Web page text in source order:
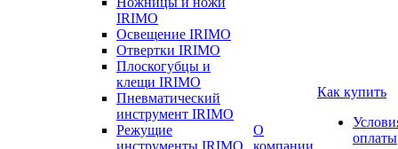
IRIMO
Освещение IRIMO
Отвертки IRIMO
Плоскогубцы и
клещи IRIMO
Пневматический
инструмент IRIMO
Режущие
инструменты IRIMO
О
компании
Как купить
оплаты